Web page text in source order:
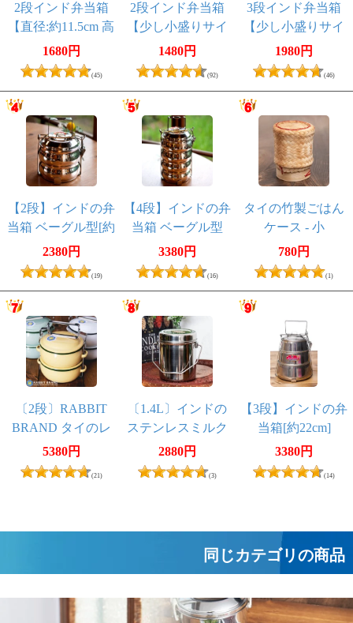
2段インド弁当箱
【直径:約11.5cm 高
さ:約10cm】 - 7x2
1680円
(45)
2段インド弁当箱
【少し小盛りサイ
ズ】 - 6x2
1480円
(92)
3段インド弁当箱
【少し小盛りサイ
ズ 直径:約10cm 高
さ:約12cm】
1980円
(46)
【2段】インドの弁
当箱 ベーグル型[約
17.5cm(取手含む)]
2380円
(19)
【4段】インドの弁
当箱 ベーグル型
3380円
(16)
タイの竹製ごはん
ケース - 小
780円
(1)
〔2段〕RABBIT
BRAND タイのレ
トロホーローお弁
当箱〔約17cm×約
5380円
(21)
〔1.4L〕インドの
ステンレスミルク
ポット ビリー
缶 ブッシュクラ
2880円
(3)
【3段】インドの弁
当箱[約22cm]
3380円
(14)
同じカテゴリの商品